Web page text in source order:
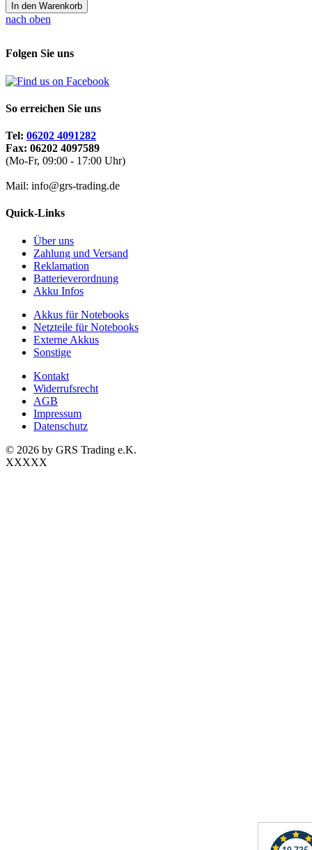
In den Warenkorb
nach oben
Folgen Sie uns
So erreichen Sie uns
Tel: 06202 4091282
Fax: 06202 4097589
(Mo-Fr, 09:00 - 17:00 Uhr)
Mail: info@grs-trading.de
Quick-Links
Über uns
Zahlung und Versand
Reklamation
Batterieverordnung
Akku Infos
Akkus für Notebooks
Netzteile für Notebooks
Externe Akkus
Sonstige
Kontakt
Widerrufsrecht
AGB
Impressum
Datenschutz
© 2026 by GRS Trading e.K.
XXXXX